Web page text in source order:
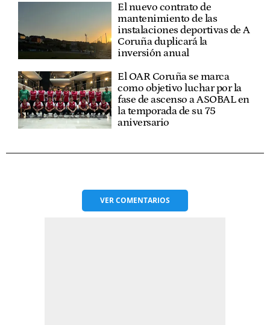
El nuevo contrato de
mantenimiento de las
instalaciones deportivas de A
Coruña duplicará la
inversión anual
El OAR Coruña se marca
como objetivo luchar por la
fase de ascenso a ASOBAL en
la temporada de su 75
aniversario
VERCOMENTARIOS